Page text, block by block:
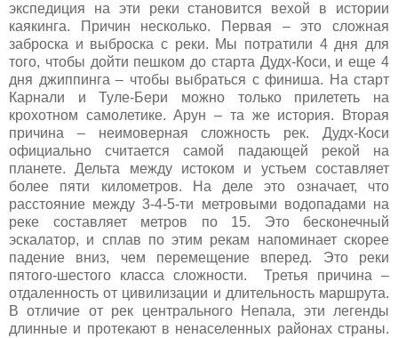
экспедиция на эти реки становится вехой в истории
каякинга. Причин несколько. Первая – это сложная
заброска и выброска с реки. Мы потратили 4 дня для
того, чтобы дойти пешком до старта Дудх-Коси, и еще 4
дня джиппинга – чтобы выбраться с финиша. На старт
Карнали и Туле-Бери можно только прилететь на
крохотном самолетике. Арун – та же история. Вторая
причина – неимоверная сложность рек. Дудх-Коси
официально считается самой падающей рекой на
планете. Дельта между истоком и устьем составляет
более пяти километров. На деле это означает, что
расстояние между 3-4-5-ти метровыми водопадами на
реке составляет метров по 15. Это бесконечный
эскалатор, и сплав по этим рекам напоминает скорее
падение вниз, чем перемещение вперед. Это реки
пятого-шестого класса сложности.
Третья причина –
отдаленность от цивилизации и длительность маршрута.
В отличие от рек центрального Непала, эти легенды
длинные и протекают в ненаселенных районах страны.